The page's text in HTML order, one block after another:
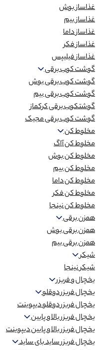
غذاساز بوش
غذاساز بیم
غذاساز داما
غذاساز فکر
غذاساز فیلیپس
گوشت کوب برقی
گوشت کوب برقی بوش
گوشت کوب برقی بیم
گوشتکوب برقی کرکماز
گوشت کوب برقی مجیک
مخلوط کن
مخلوط کن آاگ
مخلوط کن بوش
مخلوط کن بیم
مخلوط کن داما
مخلوط کن فکر
مخلوط کن نینجا
همزن برقی
همزن برقی بوش
همزن برقی بیم
شیکر
شیکر نینجا
یخچال و فریزر
یخچال فریزر دوقلو
یخچال فریزر دوقلو دیپوینت
یخچال فریزر بالا و پایین
یخچال فریزر بالا و پایین دیپوینت
یخچال فریزر ساید بای ساید